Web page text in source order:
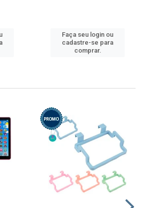
Faça seu login ou
cadastre-se para
comprar.